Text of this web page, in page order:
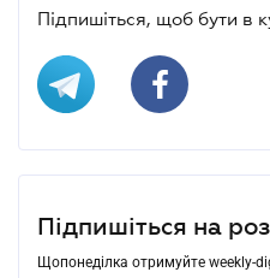
Підпишіться, щоб бути в
Підпишіться на
Щопонеділка отримуйте weekly-